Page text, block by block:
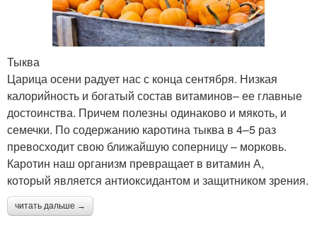
Тыква
Царица осени радует нас с конца сентября. Низкая
калорийность и богатый состав витаминов– ее главные
достоинства. Причем полезны одинаково и мякоть, и
семечки. По содержанию каротина тыква в 4–5 раз
превосходит свою ближайшую соперницу – морковь.
Каротин наш организм превращает в витамин А,
который является антиоксидантом и защитником зрения.
читать дальше →